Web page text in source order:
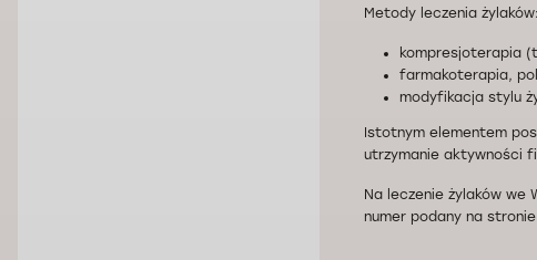
Metody leczenia żylaków:
kompresjoterapia
farmakoterapia,
modyfikacja stylu
Istotnym elementem
utrzymanie aktywności
Na leczenie żylaków we
numer podany na